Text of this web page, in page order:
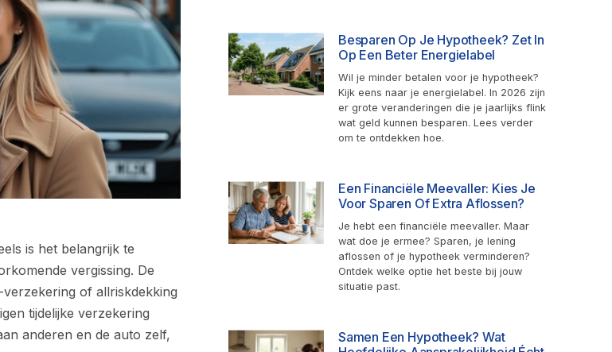
is het belangrijk te
vergissing. De
of allriskdekking
tijdelijke verzekering
anderen en de auto zelf,
Besparen Op Je Hypotheek? Zet In
Op Een Beter Energielabel
Wil je minder betalen voor je hypotheek?
Kijk eens naar je energielabel. In 2026 zijn
er grote veranderingen die je jaarlijks flink
wat geld kunnen besparen. Lees verder
om te ontdekken hoe.
Een Financiële Meevaller: Kies Je
Voor Sparen Of Extra Aflossen?
Je hebt een financiële meevaller. Maar
wat doe je ermee? Sparen, je lening
aflossen of je hypotheek verminderen?
Ontdek welke optie het beste bij jouw
situatie past.
Samen Een Hypotheek? Wat